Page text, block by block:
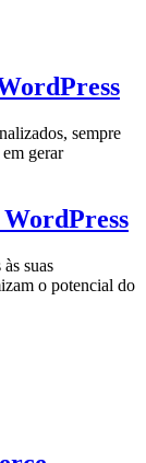
sempre
gerar
suas
o potencial do